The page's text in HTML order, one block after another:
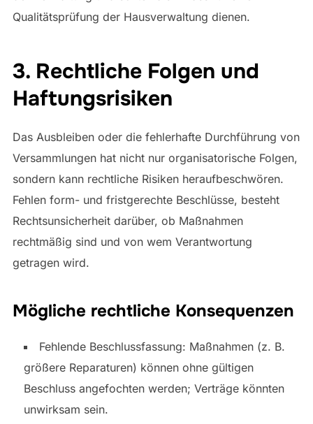
Qualitätsprüfung der Hausverwaltung dienen.
3. Rechtliche Folgen und
Haftungsrisiken
Das Ausbleiben oder die fehlerhafte Durchführung von
Versammlungen hat nicht nur organisatorische Folgen,
sondern kann rechtliche Risiken heraufbeschwören.
Fehlen form- und fristgerechte Beschlüsse, besteht
Rechtsunsicherheit darüber, ob Maßnahmen
rechtmäßig sind und von wem Verantwortung
getragen wird.
Mögliche rechtliche Konsequenzen
Fehlende Beschlussfassung: Maßnahmen (z. B.
größere Reparaturen) können ohne gültigen
Beschluss angefochten werden; Verträge könnten
unwirksam sein.